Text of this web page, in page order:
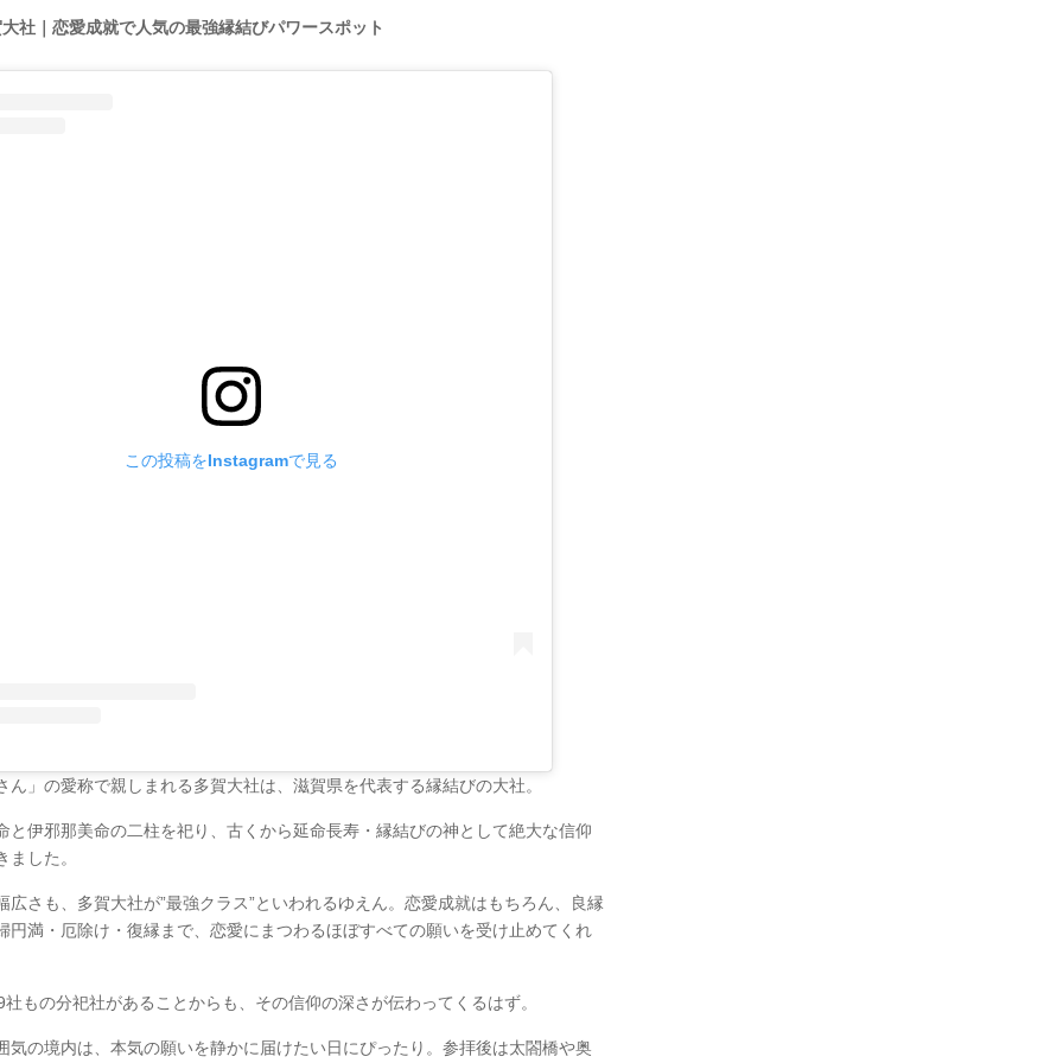
社｜恋愛成就で人気の最強縁結びパワースポット
この投稿をInstagramで見る
ん」の愛称で親しまれる多賀大社は、滋賀県を代表する縁結びの大社。
と伊邪那美命の二柱を祀り、古くから延命長寿・縁結びの神として絶大な信仰
ました。
広さも、多賀大社が”最強クラス”といわれるゆえん。恋愛成就はもちろん、良縁
円満・厄除け・復縁まで、恋愛にまつわるほぼすべての願いを受け止めてくれ
もの分祀社があることからも、その信仰の深さが伝わってくるはず。
気の境内は、本気の願いを静かに届けたい日にぴったり。参拝後は太閤橋や奥